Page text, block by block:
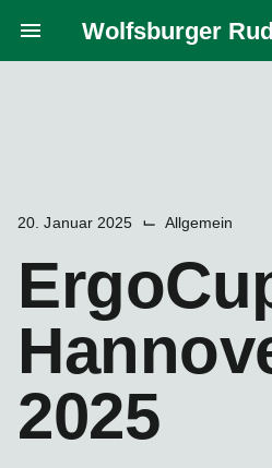
Inhalt
springen
menu Wolfsburger
20. Januar 2025 ⌙ Allgemein
2025